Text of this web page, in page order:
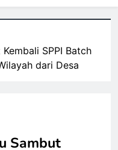
SPPI Batch
dari Desa
Sambut